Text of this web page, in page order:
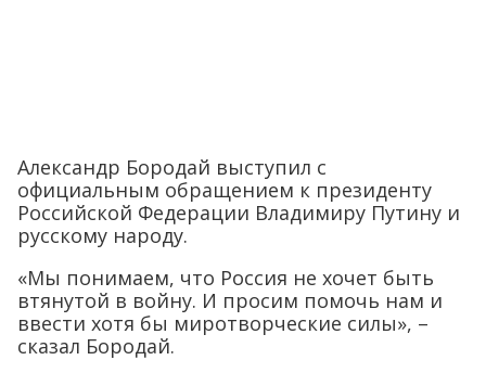
Александр Бородай выступил с
официальным обращением к президенту
Российской Федерации Владимиру Путину и
русскому народу.
«Мы понимаем, что Россия не хочет быть
втянутой в войну. И просим помочь нам и
ввести хотя бы миротворческие силы», –
сказал Бородай.